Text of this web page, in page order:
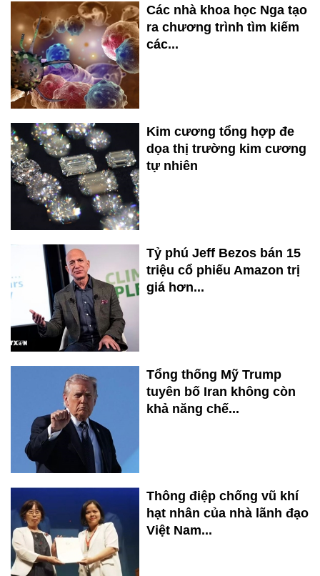
Các nhà khoa học Nga tạo
ra chương trình tìm kiếm
các...
Kim cương tổng hợp đe
dọa thị trường kim cương
tự nhiên
Tỷ phú Jeff Bezos bán 15
triệu cổ phiếu Amazon trị
giá hơn...
Tổng thống Mỹ Trump
tuyên bố Iran không còn
khả năng chế...
Thông điệp chống vũ khí
hạt nhân của nhà lãnh đạo
Việt Nam...